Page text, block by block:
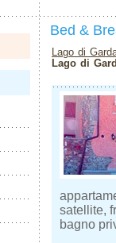
Bed &
Lago di
Lago di
satellite,
bagno